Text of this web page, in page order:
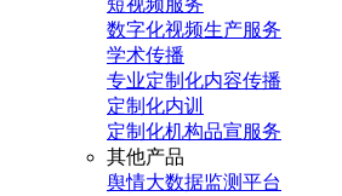
短视频服务
数字化视频生产服务
学术传播
专业定制化内容传播
定制化内训
定制化机构品宣服务
其他产品
舆情大数据监测平台